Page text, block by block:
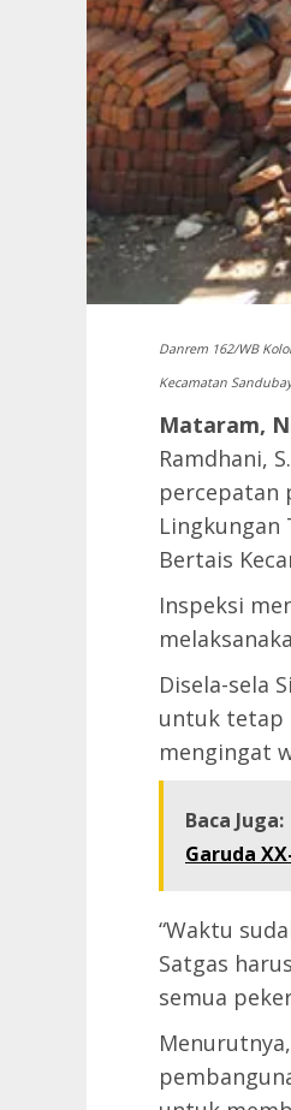
Danrem 162/WB
Kecamatan
Mataram,
Ramdhani,
percepatan
Lingkungan
Bertais
Inspeksi
Disela-sela
untuk tetap
mengingat
Baca Juga:
Garuda
“Waktu
Satgas
semua